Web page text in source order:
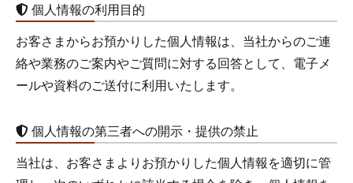
個人情報の利用目的
お客さまからお預かりした個人情報は、当社からのご連
絡や業務のご案内やご質問に対する回答として、電子メ
ールや資料のご送付に利用いたします。
個人情報の第三者への開示・提供の禁止
当社は、お客さまよりお預かりした個人情報を適切に管